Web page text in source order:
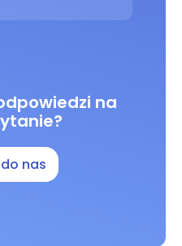
na
nas